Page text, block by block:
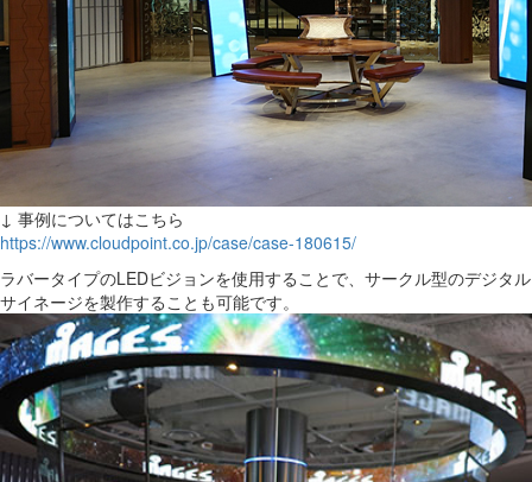
↓ 事例についてはこちら
https://www.cloudpoint.co.jp/case/case-180615/
ラバータイプのLEDビジョンを使用することで、サークル型のデジタル
サイネージを製作することも可能です。